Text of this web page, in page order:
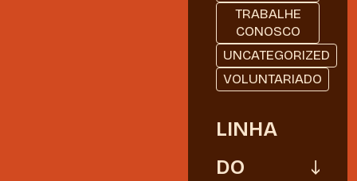
TRABALHE
CONOSCO
UNCATEGORIZED
VOLUNTARIADO
LINHA
DO